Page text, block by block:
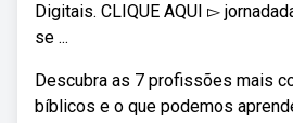
Digitais. CLIQUE AQUI ▻
se ...
Descubra as 7 profissões mais
bíblicos e o que podemos